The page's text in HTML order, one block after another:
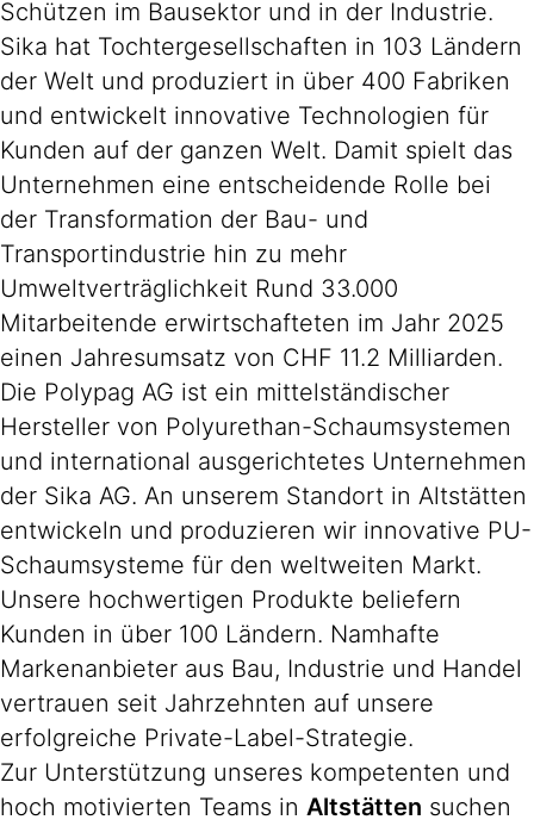
Schützen im Bausektor und in der Industrie.
Sika hat Tochtergesellschaften in 103 Ländern
der Welt und produziert in über 400 Fabriken
und entwickelt innovative Technologien für
Kunden auf der ganzen Welt. Damit spielt das
Unternehmen eine entscheidende Rolle bei
der Transformation der Bau- und
Transportindustrie hin zu mehr
Umweltverträglichkeit Rund 33.000
Mitarbeitende erwirtschafteten im Jahr 2025
einen Jahresumsatz von CHF 11.2 Milliarden.
Die Polypag AG ist ein mittelständischer
Hersteller von Polyurethan-Schaumsystemen
und international ausgerichtetes Unternehmen
der Sika AG. An unserem Standort in Altstätten
entwickeln und produzieren wir innovative PU-
Schaumsysteme für den weltweiten Markt.
Unsere hochwertigen Produkte beliefern
Kunden in über 100 Ländern. Namhafte
Markenanbieter aus Bau, Industrie und Handel
vertrauen seit Jahrzehnten auf unsere
erfolgreiche Private-Label-Strategie.
Zur Unterstützung unseres kompetenten und
hoch motivierten Teams in Altstätten suchen